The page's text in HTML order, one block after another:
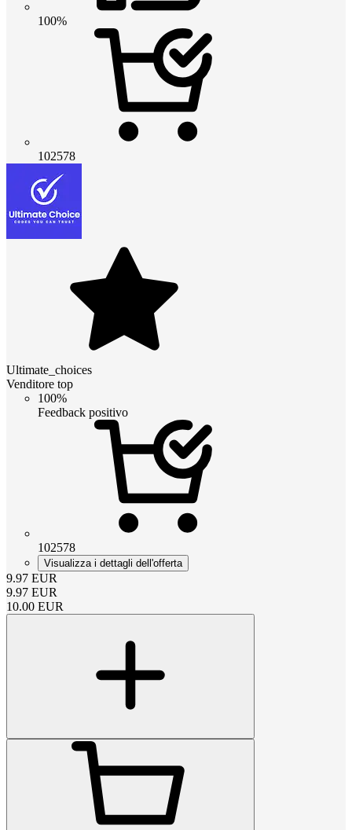
100%
102578
Ultimate_choices
Venditore top
100%
Feedback positivo
102578
Visualizza i dettagli dell'offerta
9.97 EUR
9.97 EUR
10.00 EUR